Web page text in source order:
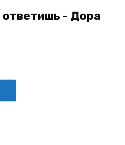
- Дора